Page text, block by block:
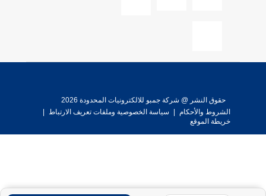
حقوق النشر @ شركة جمبو للالكترونيات المحدودة 2026
الشروط والأحكام
سياسة الخصوصية وملفات تعريف الارتباط
خريطة الموقع